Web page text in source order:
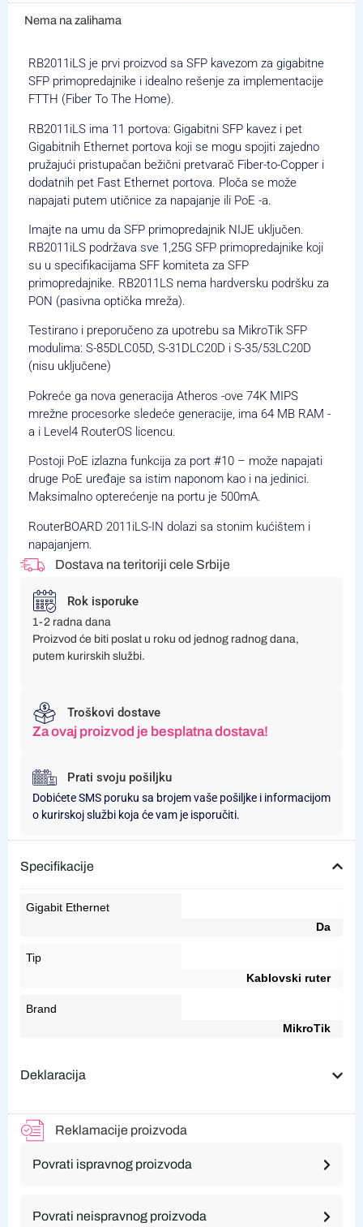
Nema na zalihama
RB2011iLS je prvi proizvod sa SFP kavezom za gigabitne
SFP primopredajnike i idealno rešenje za implementacije
FTTH (Fiber To The Home).
RB2011iLS ima 11 portova: Gigabitni SFP kavez i pet
Gigabitnih Ethernet portova koji se mogu spojiti zajedno
pružajući pristupačan bežični pretvarač Fiber-to-Copper i
dodatnih pet Fast Ethernet portova. Ploča se može
napajati putem utičnice za napajanje ili PoE -a.
Imajte na umu da SFP primopredajnik NIJE uključen.
RB2011iLS podržava sve 1,25G SFP primopredajnike koji
su u specifikacijama SFF komiteta za SFP
primopredajnike. RB2011LS nema hardversku podršku za
PON (pasivna optička mreža).
Testirano i preporučeno za upotrebu sa MikroTik SFP
modulima: S-85DLC05D, S-31DLC20D i S-35/53LC20D
(nisu uključene)
Pokreće ga nova generacija Atheros -ove 74K MIPS
mrežne procesorke sledeće generacije, ima 64 MB RAM -
a i Level4 RouterOS licencu.
Postoji PoE izlazna funkcija za port #10 – može napajati
druge PoE uređaje sa istim naponom kao i na jedinici.
Maksimalno opterećenje na portu je 500mA.
RouterBOARD 2011iLS-IN dolazi sa stonim kućištem i
napajanjem.
Dostava na teritoriji cele Srbije
Rok isporuke
1-2 radna dana
Proizvod će biti poslat u roku od jednog radnog dana,
putem kurirskih službi.
Troškovi dostave
Za ovaj proizvod je besplatna dostava!
Prati svoju pošiljku
Dobićete SMS poruku sa brojem vaše pošiljke i informacijom
o kurirskoj službi koja će vam je isporučiti.
Specifikacije
Gigabit Ethernet
Da
Tip
Kablovski ruter
Brand
MikroTik
Deklaracija
Reklamacije proizvoda
Povrati ispravnog proizvoda
Povrati neispravnog proizvoda